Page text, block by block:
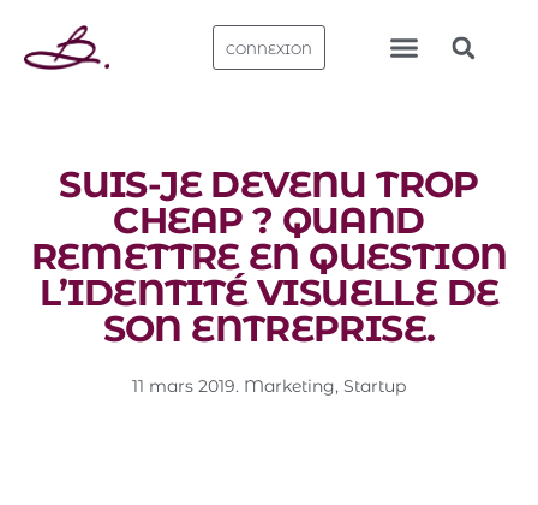
CONNEXION
SUIS-JE DEVENU TROP
CHEAP ? QUAND
REMETTRE EN QUESTION
L’IDENTITÉ VISUELLE DE
SON ENTREPRISE.
11 mars 2019. Marketing, Startup